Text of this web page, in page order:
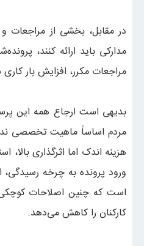
در مقابل، بخشی از مراجعات
مدارکی باید ارائه کنند،
مراجعات مکرر، افزایش بار
بدیهی است ارجاع همه این
مردم اساساً ماهیت تخصصی
هزینه اندک اما اثرگذاری
ورود پرونده به چرخه رسیدگی،
است که چنین اصلاحات
کارکنان را کاهش می‌دهد.